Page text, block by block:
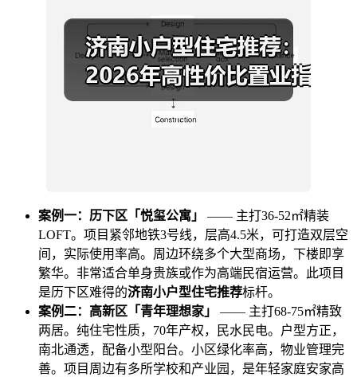
案例一：历下区「悦玺公寓」
—— 主打36-52㎡精装
LOFT。项目紧邻地铁3号线，层高4.5米，可打造双层空
间，实际使用率高。周边环绕多个大型商场，下楼即享
繁华。非常适合单身贵族或作为高端民宿运营。此项目
是历下区难得的济南小户型住宅推荐标杆。
案例二：高新区「青年理想家」
—— 主打68-75㎡精致
两居。纯住宅性质，70年产权，民水民电。户型方正，
南北通透，配备小型阳台。小区绿化率高，物业管理完
善。项目周边有多所学校和产业园，是年轻家庭安家高